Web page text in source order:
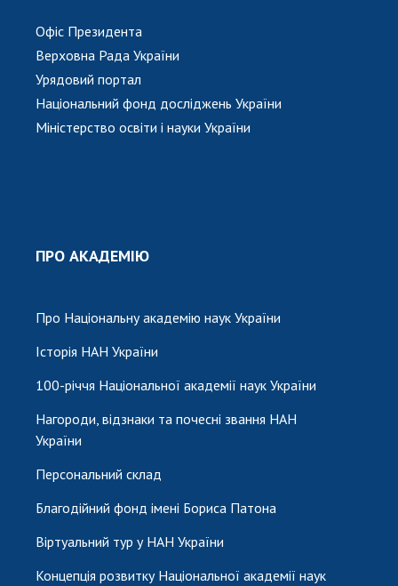
Офіс Президента
Верховна Рада України
Урядовий портал
Національний фонд досліджень України
Міністерство освіти і науки України
ПРО АКАДЕМІЮ
Про Національну академію наук України
Історія НАН України
100-річчя Національної академії наук України
Нагороди, відзнаки та почесні звання НАН
України
Персональний склад
Благодійний фонд імені Бориса Патона
Віртуальний тур у НАН України
Концепція розвитку Національної академії наук